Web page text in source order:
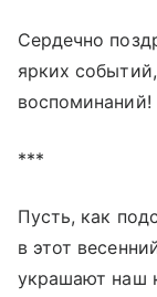
Сердечно
ярких
воспоминаний!
***
Пусть, как
в этот
украшают наш